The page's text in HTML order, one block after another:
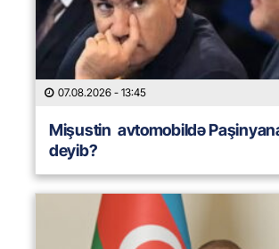
07.08.2026 - 13:45
Mişustin avtomobildə
deyib?